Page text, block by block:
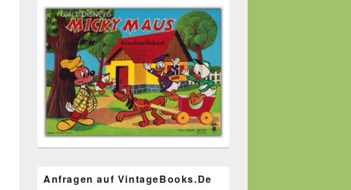
Anfragen auf VintageBooks.De